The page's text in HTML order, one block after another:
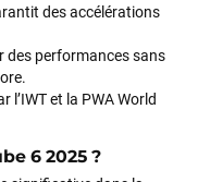
des accélérations
des performances sans
l’IWT et la PWA World
6 2025 ?
À peine la
pour confirmer
me conseiller
est partie